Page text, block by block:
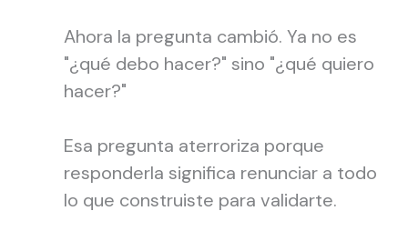
Ahora la pregunta cambió. Ya no es
"¿qué debo hacer?" sino "¿qué quiero
hacer?"
Esa pregunta aterroriza porque
responderla significa renunciar a todo
lo que construiste para validarte.